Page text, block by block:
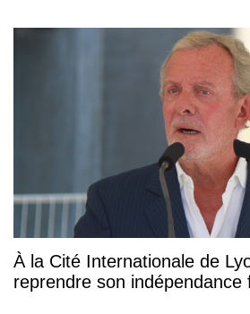
À la Cité Internationale de
reprendre son